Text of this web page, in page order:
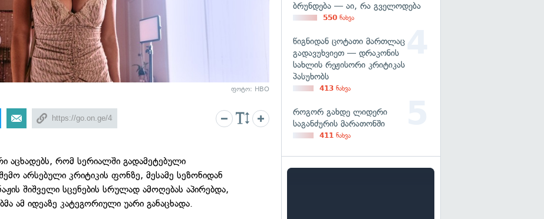
ფოტო: HBO
აცხადებს, რომ სერიალში გადამეტებული
არსებული კრიტიკის ფონზე, მესამე სეზონიდან
შიშველი სცენების სრულად ამოღებას აპირებდა,
ამ იდეაზე კატეგორიული უარი განაცხადა.
ბრუნდება — აი, რა გველოდება
550 ნახვა
წიგნიდან ცოტათი მართლაც
გადავუხვიეთ — დრაკონის
სახლის რეჟისორი კრიტიკას
პასუხობს
413 ნახვა
როგორ გახდე ლიდერი
საგანძურის მარათონში
411 ნახვა